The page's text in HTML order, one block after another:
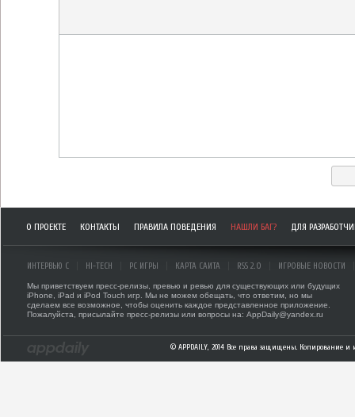
О ПРОЕКТЕ КОНТАКТЫ ПРАВИЛА ПОВЕДЕНИЯ НАШЛИ БАГ? ДЛЯ
ИНТЕРВЬЮ С HI-TECH PC ИГРЫ КАРТА САЙТА RSS 2.0 ИГРОВЫЕ НОВОСТИ
Мы приветствуем пресс-релизы, превью и ревью для существующих или будущих
iPhone, iPad и iPod Touch игр. Мы не можем обещать, что ответим, но мы
сделаем все возможное, чтобы оценить каждое представленное приложение.
Пожалуйста, присылайте пресс-релизы или вопросы на: AppDaily@yandex.ru
© APPDAILY, 2014 Все права защищены. Копирование и